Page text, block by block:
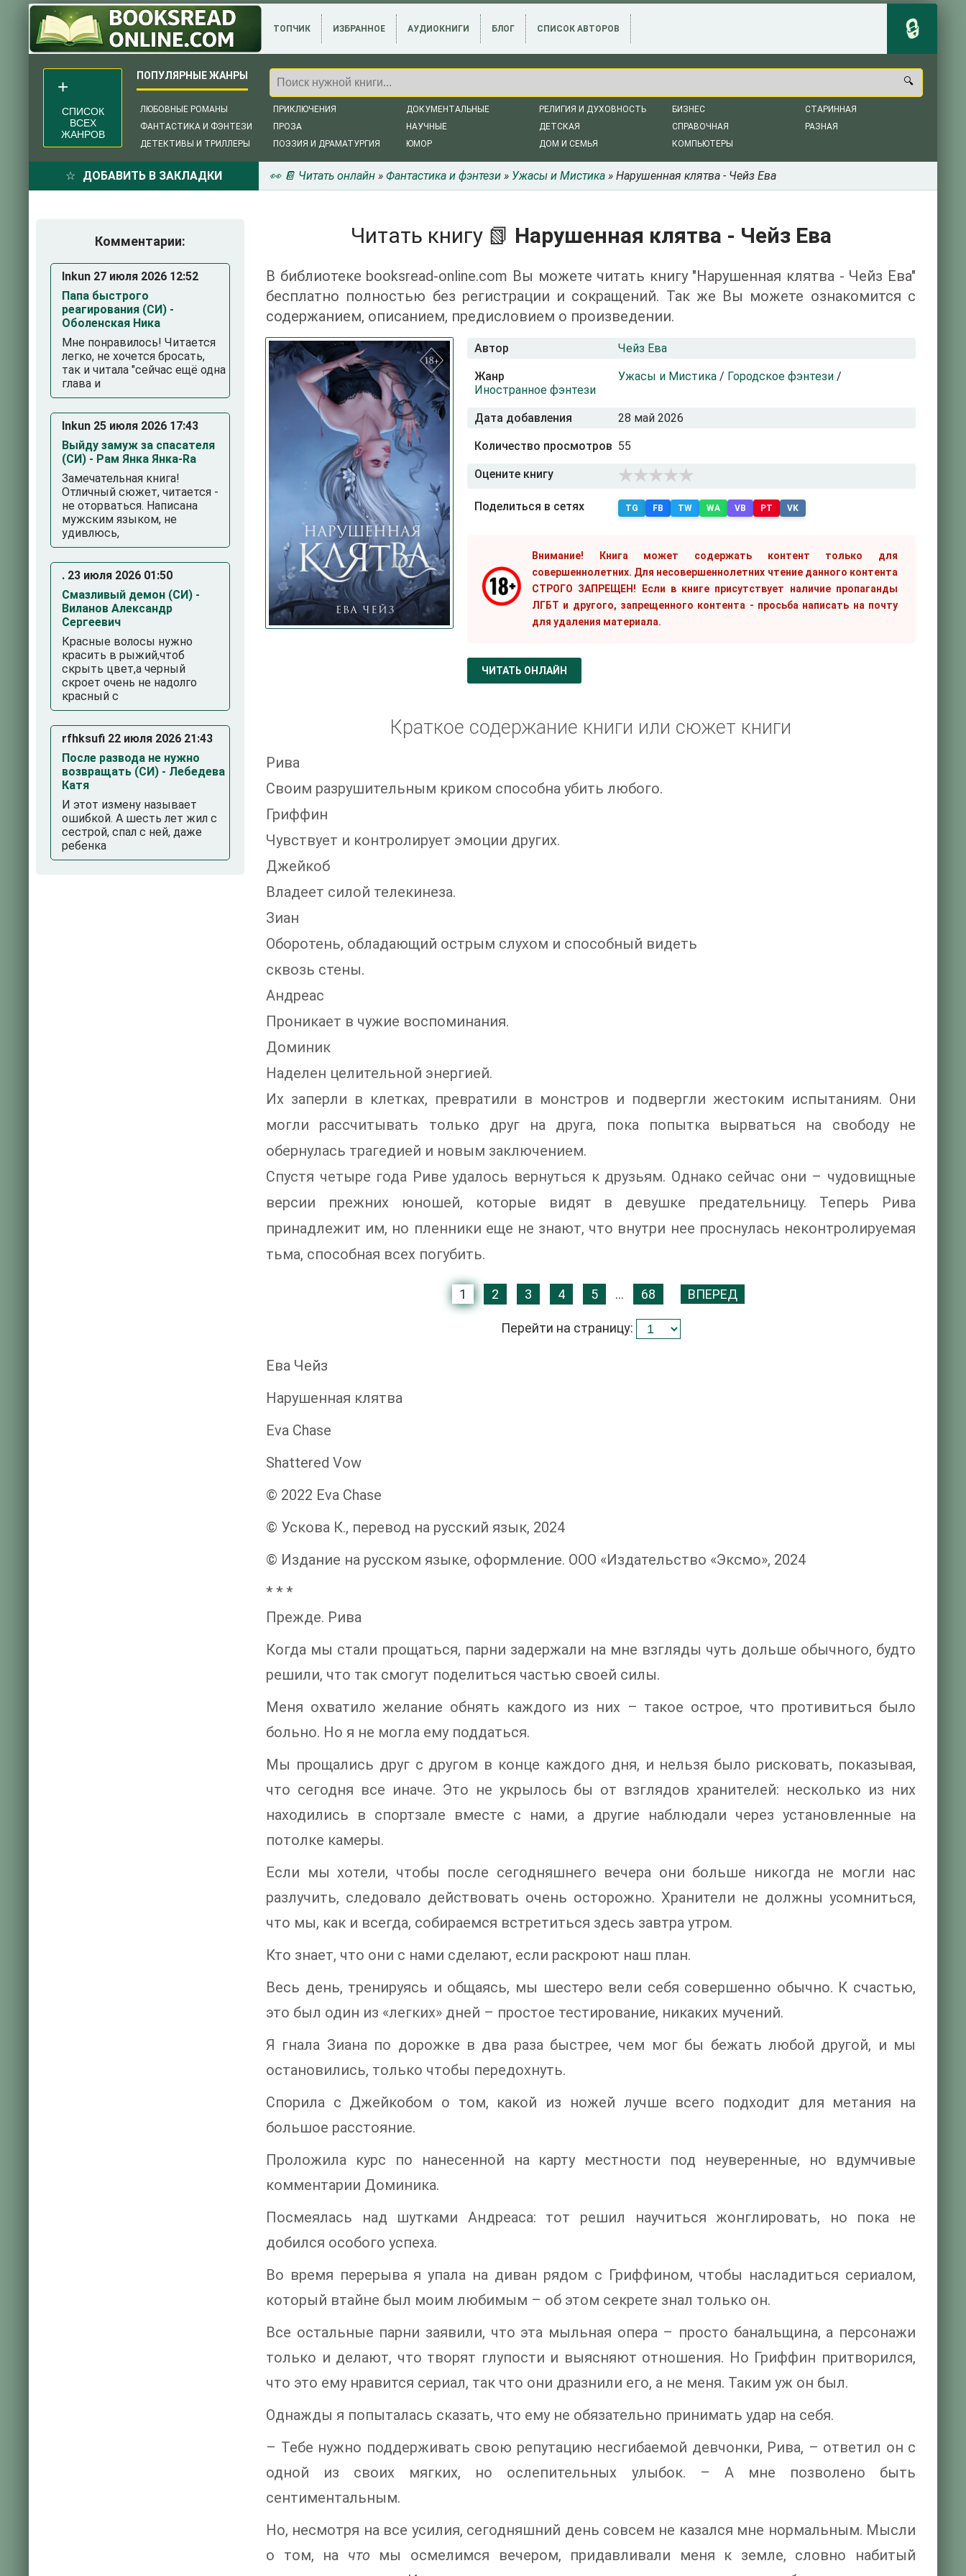
ТОПЧИК ИЗБРАННОЕ АУДИОКНИГИ БЛОГ СПИСОК АВТОРОВ
ЛЮБОВНЫЕ РОМАНЫ
ФАНТАСТИКА И ФЭНТЕЗИ
ДЕТЕКТИВЫ И ТРИЛЛЕРЫ
ПРИКЛЮЧЕНИЯ
ПРОЗА
ПОЭЗИЯ И ДРАМАТУРГИЯ
ДОКУМЕНТАЛЬНЫЕ
НАУЧНЫЕ
ЮМОР
РЕЛИГИЯ И ДУХОВНОСТЬ
ДЕТСКАЯ
ДОМ И СЕМЬЯ
БИЗНЕС
СПРАВОЧНАЯ
КОМПЬЮТЕРЫ
СТАРИННАЯ
РАЗНАЯ
СПИСОК
ВСЕХ
ЖАНРОВ
ДОБАВИТЬ В ЗАКЛАДКИ 👀 📔 Читать онлайн » Фантастика и фэнтези » Ужасы и Мистика » Нарушенная клятва - Чейз Ева
Читать книгу 📗 Нарушенная клятва - Чейз Ева
В библиотеке booksread-online.com Вы можете читать книгу "Нарушенная клятва - Чейз Ева"
бесплатно полностью без регистрации и сокращений. Так же Вы можете ознакомится с
содержанием, описанием, предисловием о произведении.
Автор Чейз Ева
Жанр Ужасы и Мистика / Городское фэнтези /
Иностранное фэнтези
Дата добавления 28 май 2026
Количество просмотров 55
Оцените книгу
Поделиться в сетях TG FB TW WA VB PT VK
Внимание! Книга может содержать контент только для
совершеннолетних. Для несовершеннолетних чтение данного контента
СТРОГО ЗАПРЕЩЕН! Если в книге присутствует наличие пропаганды
ЛГБТ и другого, запрещенного контента - просьба написать на почту
для удаления материала.
ЧИТАТЬ ОНЛАЙН
Краткое содержание книги или сюжет книги
Рива
Своим разрушительным криком способна убить любого.
Гриффин
Чувствует и контролирует эмоции других.
Джейкоб
Владеет силой телекинеза.
Зиан
Оборотень, обладающий острым слухом и способный видеть
сквозь стены.
Андреас
Проникает в чужие воспоминания.
Доминик
Наделен целительной энергией.
Их заперли в клетках, превратили в монстров и подвергли жестоким испытаниям. Они
могли рассчитывать только друг на друга, пока попытка вырваться на свободу не
обернулась трагедией и новым заключением.
Спустя четыре года Риве удалось вернуться к друзьям. Однако сейчас они – чудовищные
версии прежних юношей, которые видят в девушке предательницу. Теперь Рива
принадлежит им, но пленники еще не знают, что внутри нее проснулась неконтролируемая
тьма, способная всех погубить.
1 2 3 4 5 ... 68 ВПЕРЕД
Перейти на страницу:
Ева Чейз
Нарушенная клятва
Eva Chase
Shattered Vow
© 2022 Eva Chase
© Ускова К., перевод на русский язык, 2024
© Издание на русском языке, оформление. ООО «Издательство «Эксмо», 2024
* * *
Прежде. Рива
Когда мы стали прощаться, парни задержали на мне взгляды чуть дольше обычного, будто
решили, что так смогут поделиться частью своей силы.
Меня охватило желание обнять каждого из них – такое острое, что противиться было
больно. Но я не могла ему поддаться.
Мы прощались друг с другом в конце каждого дня, и нельзя было рисковать, показывая,
что сегодня все иначе. Это не укрылось бы от взглядов хранителей: несколько из них
находились в спортзале вместе с нами, а другие наблюдали через установленные на
потолке камеры.
Если мы хотели, чтобы после сегодняшнего вечера они больше никогда не могли нас
разлучить, следовало действовать очень осторожно. Хранители не должны усомниться,
что мы, как и всегда, собираемся встретиться здесь завтра утром.
Кто знает, что они с нами сделают, если раскроют наш план.
Весь день, тренируясь и общаясь, мы шестеро вели себя совершенно обычно. К счастью,
это был один из «легких» дней – простое тестирование, никаких мучений.
Я гнала Зиана по дорожке в два раза быстрее, чем мог бы бежать любой другой, и мы
остановились, только чтобы передохнуть.
Спорила с Джейкобом о том, какой из ножей лучше всего подходит для метания на
большое расстояние.
Проложила курс по нанесенной на карту местности под неуверенные, но вдумчивые
комментарии Доминика.
Посмеялась над шутками Андреаса: тот решил научиться жонглировать, но пока не
добился особого успеха.
Во время перерыва я упала на диван рядом с Гриффином, чтобы насладиться сериалом,
который втайне был моим любимым – об этом секрете знал только он.
Все остальные парни заявили, что эта мыльная опера – просто банальщина, а персонажи
только и делают, что творят глупости и выясняют отношения. Но Гриффин притворился,
что это ему нравится сериал, так что они дразнили его, а не меня. Таким уж он был.
Однажды я попыталась сказать, что ему не обязательно принимать удар на себя.
– Тебе нужно поддерживать свою репутацию несгибаемой девчонки, Рива, – ответил он с
одной из своих мягких, но ослепительных улыбок. – А мне позволено быть
сентиментальным.
Но, несмотря на все усилия, сегодняшний день совсем не казался мне нормальным. Мысли
о том, на что мы осмелимся вечером, придавливали меня к земле, словно набитый
Комментарии:
Inkun 27 июля 2026 12:52
Папа быстрого
реагирования (СИ) -
Оболенская Ника
Мне понравилось! Читается
легко, не хочется бросать,
так и читала "сейчас ещё одна
глава и
Inkun 25 июля 2026 17:43
Выйду замуж за спасателя
(СИ) - Рам Янка Янка-Ra
Замечательная книга!
Отличный сюжет, читается -
не оторваться. Написана
мужским языком, не
удивлюсь,
. 23 июля 2026 01:50
Смазливый демон (СИ) -
Виланов Александр
Сергеевич
Красные волосы нужно
красить в рыжий,чтоб
скрыть цвет,а черный
скроет очень не надолго
красный с
rfhksufi 22 июля 2026 21:43
После развода не нужно
возвращать (СИ) - Лебедева
Катя
И этот измену называет
ошибкой. А шесть лет жил с
сестрой, спал с ней, даже
ребенка